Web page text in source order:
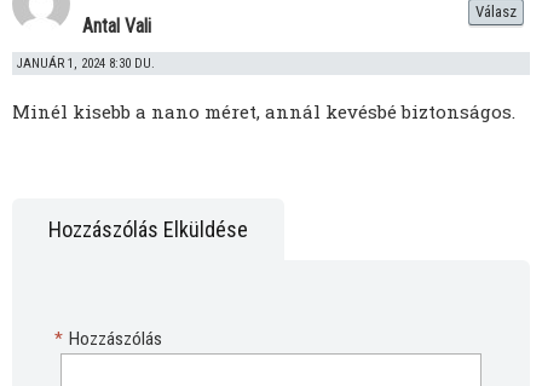
Antal Vali
JANUÁR 1, 2024 8:30 DU.
Minél kisebb a nano méret, annál kevésbé biztonságos.
Válasz
Hozzászólás Elküldése
Hozzászólás
*